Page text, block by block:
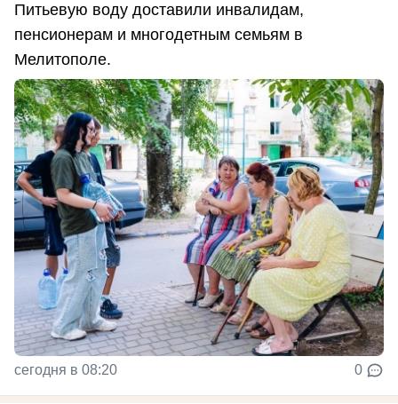
Питьевую воду доставили инвалидам,
пенсионерам и многодетным семьям в
Мелитополе.
сегодня в 08:20 0